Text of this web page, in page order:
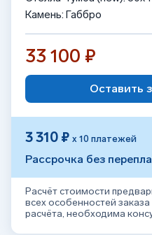
Камень: Габбро
33 100 ₽
Оставить
3 310 ₽ х 10 платежей
Рассрочка без
Расчёт стоимости
всех особенностей
расчёта, необходима